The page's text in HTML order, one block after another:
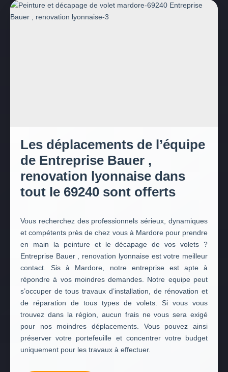
Les déplacements de l’équipe
de Entreprise Bauer ,
renovation lyonnaise dans
tout le 69240 sont offerts
Vous recherchez des professionnels sérieux, dynamiques
et compétents près de chez vous à Mardore pour prendre
en main la peinture et le décapage de vos volets ?
Entreprise Bauer , renovation lyonnaise est votre meilleur
contact. Sis à Mardore, notre entreprise est apte à
répondre à vos moindres demandes. Notre equipe peut
s’occuper de tous travaux d’installation, de rénovation et
de réparation de tous types de volets. Si vous vous
trouvez dans la région, aucun frais ne vous sera exigé
pour nos moindres déplacements. Vous pouvez ainsi
préserver votre portefeuille et concentrer votre budget
uniquement pour les travaux à effectuer.